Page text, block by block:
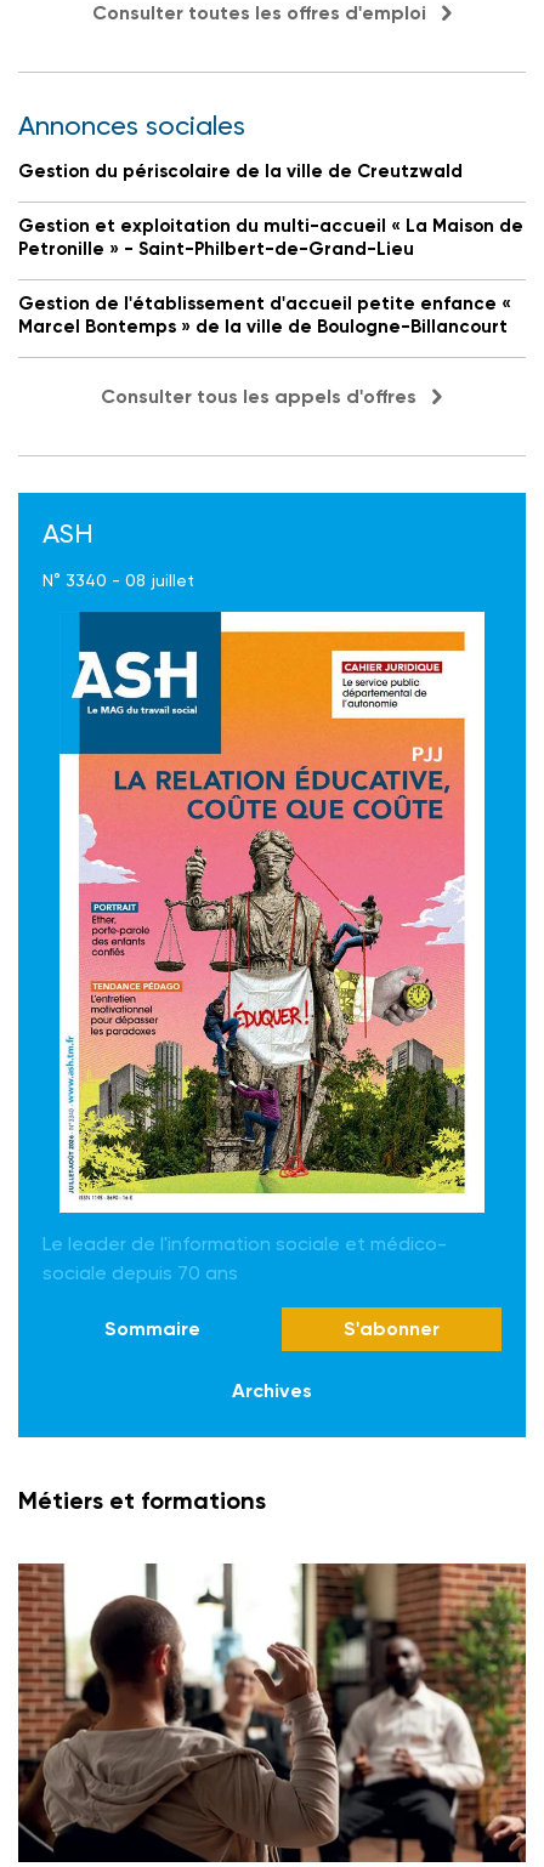
Consulter toutes les offres d'emploi
Annonces sociales
Gestion du périscolaire de la ville de Creutzwald
Gestion et exploitation du multi-accueil « La Maison de
Petronille » - Saint-Philbert-de-Grand-Lieu
Gestion de l'établissement d'accueil petite enfance «
Marcel Bontemps » de la ville de Boulogne-Billancourt
Consulter tous les appels d'offres
ASH
N° 3340 - 08 juillet
Le leader de l'information sociale et médico-
sociale depuis 70 ans
Sommaire S'abonner
Archives
Métiers et formations